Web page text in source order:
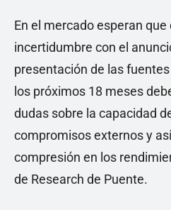
En el mercado esperan que
incertidumbre con el
presentación de las
los próximos 18 meses
dudas sobre la capacidad
compromisos externos y
compresión en los
de Research de Puente.